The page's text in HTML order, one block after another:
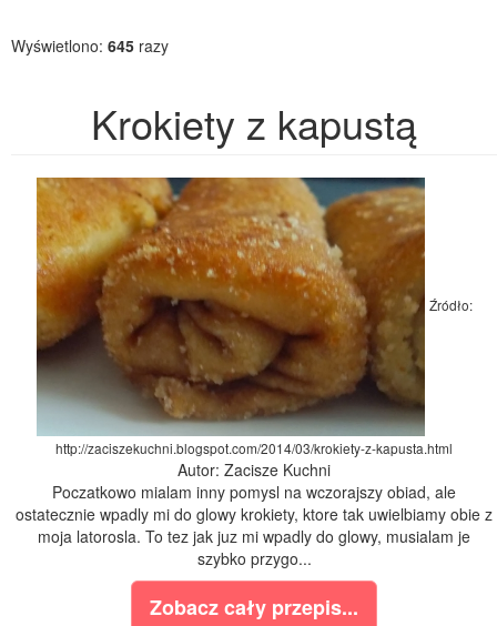
Wyświetlono: 645 razy
Krokiety z kapustą
Źródło:
http://zaciszekuchni.blogspot.com/2014/03/krokiety-z-kapusta.html
Autor: Zacisze Kuchni
Poczatkowo mialam inny pomysl na wczorajszy obiad, ale
ostatecznie wpadly mi do glowy krokiety, ktore tak uwielbiamy obie z
moja latorosla. To tez jak juz mi wpadly do glowy, musialam je
szybko przygo...
Zobacz cały przepis...